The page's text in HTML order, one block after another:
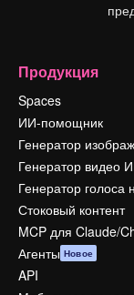
Продукция
Spaces
ИИ-помощник
Генератор
Генератор видео
Генератор голоса
Стоковый контент
MCP для Claude/
Агенты Новое
API